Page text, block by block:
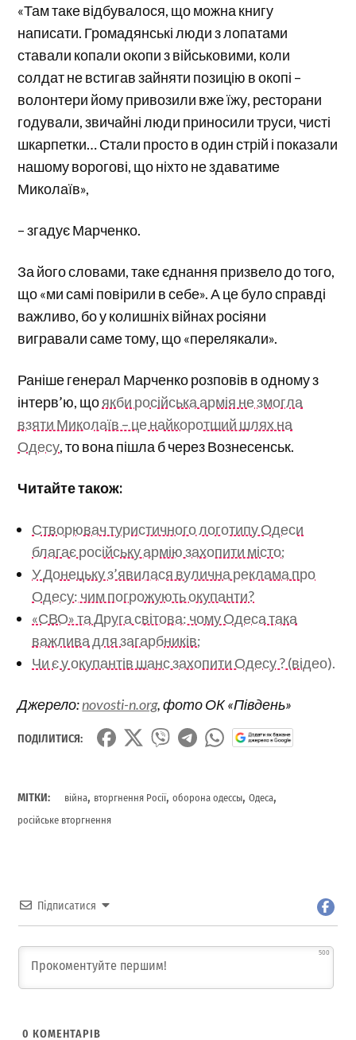
«Там таке відбувалося, що можна книгу
написати. Громадянські люди з лопатами
ставали копали окопи з військовими, коли
солдат не встигав зайняти позицію в окопі –
волонтери йому привозили вже їжу, ресторани
годували, звичайні люди приносили труси, чисті
шкарпетки… Стали просто в один стрій і показали
нашому ворогові, що ніхто не здаватиме
Миколаїв»,
– згадує Марченко.
За його словами, таке єднання призвело до того,
що «ми самі повірили в себе». А це було справді
важливо, бо у колишніх війнах росіяни
вигравали саме тому, що «перелякали».
Раніше генерал Марченко розповів в одному з
інтерв’ю, щоякби російська армія не змогла
взяти Миколаїв – це найкоротший шлях на
Одесу, то вона пішла б через Вознесенськ.
Читайте також:
Створювач туристичного логотипу Одеси
благає російську армію захопити місто;
У Донецьку з’явилася вулична реклама про
Одесу: чим погрожують окупанти?
«СВО» та Друга світова: чому Одеса така
важлива для загарбників;
Чи є у окупантів шанс захопити Одесу ? (відео).
Джерело:novosti-n.org, фото ОК «Південь»
ПОДІЛИТИСЯ:
МІТКИ: війна, вторгнення Росії,оборона одессы,Одеса,
російське вторгнення
Підписатися
500
0 КОМЕНТАРІВ